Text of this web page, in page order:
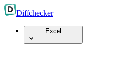
Diffchecker
Excel